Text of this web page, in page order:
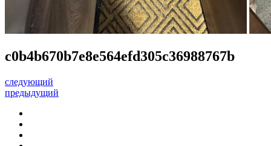
c0b4b670b7e8e564efd305c36988767b
следующий
предыдущий